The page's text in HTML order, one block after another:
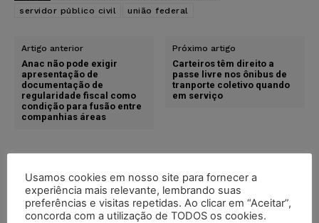
servidor público civil
união federal
Artigo anterior
Anac não pode exigir
apresentação de
documentação de
regularidade fiscal como
condição para fusão entre
companhias áreas
Próximo artigo
Carteiros têm direito a
passe livre nos ônibus de
tranporte coletivo quando
em serviço
Usamos cookies em nosso site para fornecer a
experiência mais relevante, lembrando suas
preferências e visitas repetidas. Ao clicar em “Aceitar”,
concorda com a utilização de TODOS os cookies.